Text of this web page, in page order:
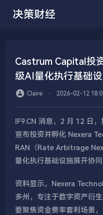
决策财经
Castrum Capital投
级AI量化执行基础
Claire ⋅ 2026-02-12
IF9.CN 消息，2 月 12 日
宣布投资并孵化 Nexera
RAN（Rate Arbitrage
量化执行基础设施展开协同
资料显示，Nexera
多州，专注于数字资产衍
要聚焦资金费率套利场景